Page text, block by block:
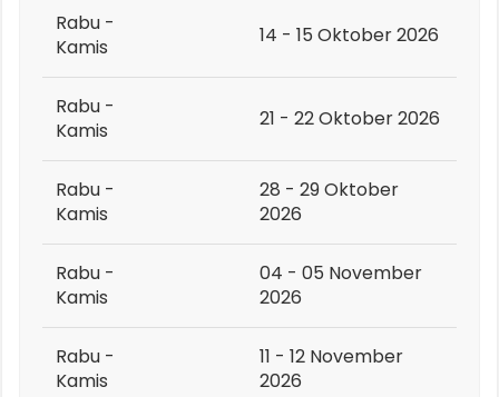
Rabu -
Kamis
14 - 15 Oktober 2026
Rabu -
Kamis
21 - 22 Oktober 2026
Rabu -
Kamis
28 - 29 Oktober
2026
Rabu -
Kamis
04 - 05 November
2026
Rabu -
Kamis
11 - 12 November
2026